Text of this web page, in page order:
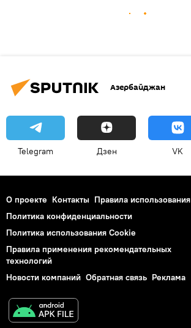
Азербайджан
Telegram Дзен VK
О проекте Контакты Правила использования
Политика конфиденциальности
Политика использования Cookie
Правила применения рекомендательных
технологий
Новости компаний Обратная связь Реклама